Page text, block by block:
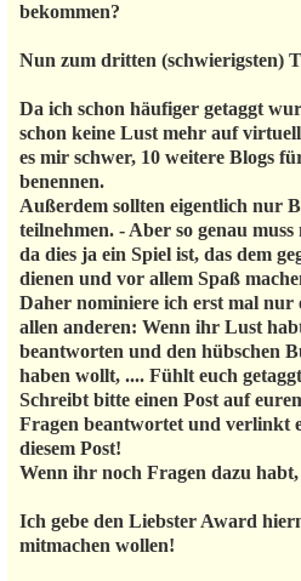
bekommen?
Nun zum dritten (schwierigsten)
Da ich schon häufiger getaggt
schon keine Lust mehr auf
es mir schwer, 10 weitere Blogs
benennen.
Außerdem sollten eigentlich nur
teilnehmen. - Aber so genau
da dies ja ein Spiel ist, das dem
dienen und vor allem Spaß
Daher nominiere ich erst mal nur
allen anderen: Wenn ihr Lust
beantworten und den hübschen
haben wollt, .... Fühlt euch
Schreibt bitte einen Post auf
Fragen beantwortet und verlinkt
diesem Post!
Wenn ihr noch Fragen dazu
Ich gebe den Liebster Award
mitmachen wollen!